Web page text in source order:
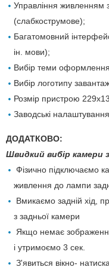
Управління живленням
(слабкострумове);
Багатомовний
ін. мови);
Вибір теми
Вибір логотипу
Розмір пристрою
Заводські
ДОДАТКОВО:
Швидкий вибір камери
Фізично підключаємо
живлення до лампи
Вмикаємо задній хід,
з задньої камери
Якщо немає
і утримоємо 3 сек.
З'явиться вікно-